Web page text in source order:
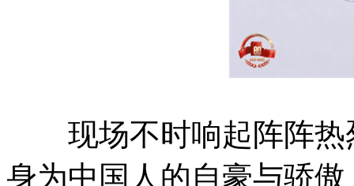
现场不时响起阵阵热
身为中国人的自豪与骄